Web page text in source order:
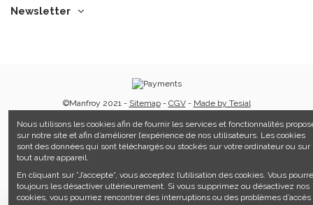
Newsletter
©Manfroy 2021 - Sitemap- CGV- Made by Tesial
Nous utilisons les cookies afin de fournir les services et fonctionnalités
sur notre site et afin d’améliorer l’expérience de nos utilisateurs. Les cookies
sont des données qui sont téléchargés ou stockés sur votre ordinateur ou sur
tout autre appareil.
En cliquant sur ”J’accepte”, vous acceptez l’utilisation des cookies. Vous
toujours les désactiver ultérieurement. Si vous supprimez ou désactivez nos
cookies, vous pourriez rencontrer des interruptions ou des problèmes d’accès